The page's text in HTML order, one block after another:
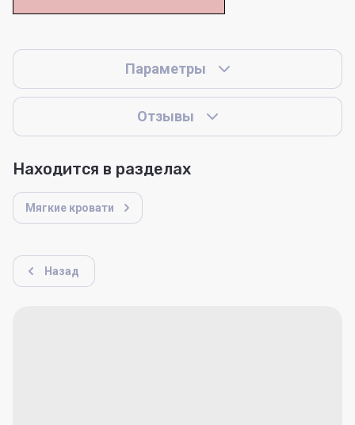
Параметры
Отзывы
Находится в разделах
Мягкие кровати
Назад